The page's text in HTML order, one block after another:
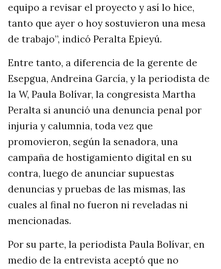
equipo a revisar el proyecto y así lo hice,
tanto que ayer o hoy sostuvieron una mesa
de trabajo”, indicó Peralta Epieyú.
Entre tanto, a diferencia de la gerente de
Esepgua, Andreina García, y la periodista de
la W, Paula Bolívar, la congresista Martha
Peralta si anunció una denuncia penal por
injuria y calumnia, toda vez que
promovieron, según la senadora, una
campaña de hostigamiento digital en su
contra, luego de anunciar supuestas
denuncias y pruebas de las mismas, las
cuales al final no fueron ni reveladas ni
mencionadas.
Por su parte, la periodista Paula Bolívar, en
medio de la entrevista aceptó que no